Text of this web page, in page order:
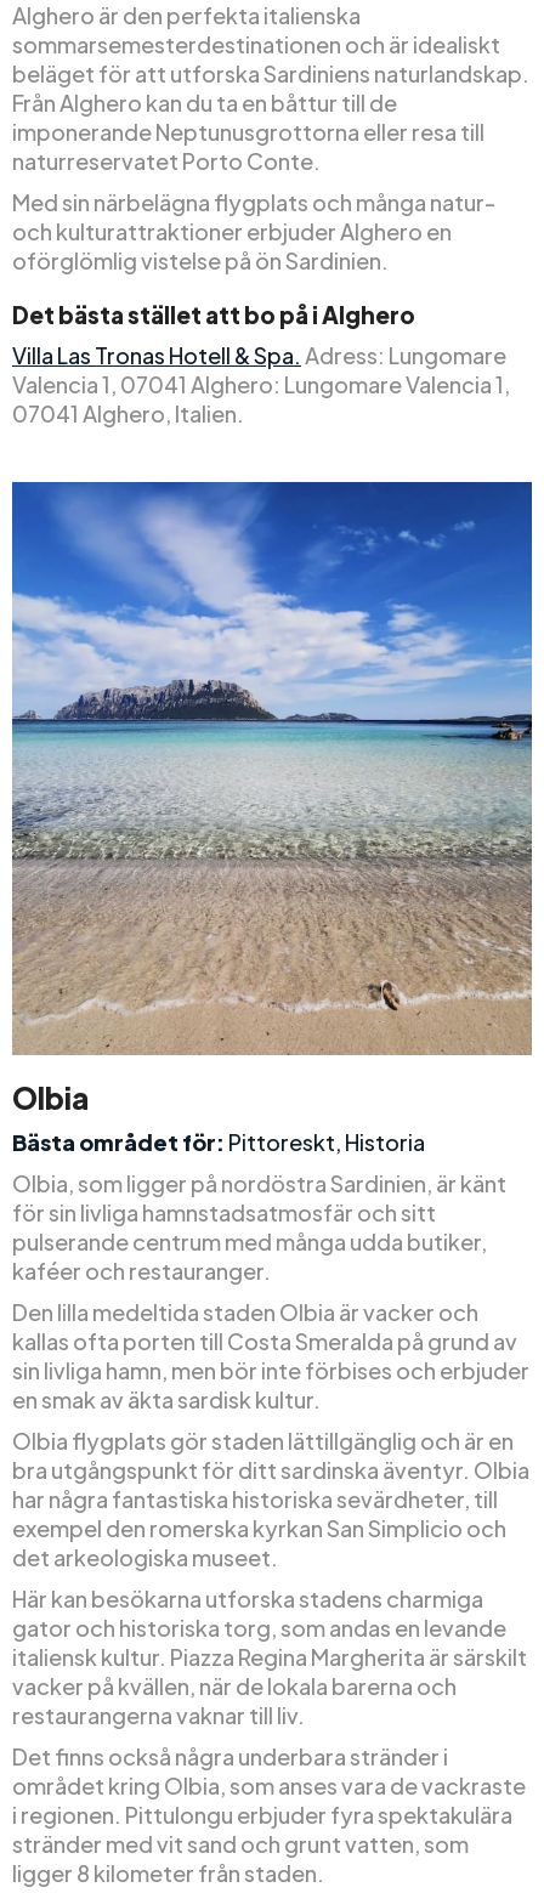
Alghero är den perfekta italienska
sommarsemesterdestinationen och är idealiskt
beläget för att utforska Sardiniens naturlandskap.
Från Alghero kan du ta en båttur till de
imponerande Neptunusgrottorna eller resa till
naturreservatet Porto Conte.
Med sin närbelägna flygplats och många natur-
och kulturattraktioner erbjuder Alghero en
oförglömlig vistelse på ön Sardinien.
Det bästa stället att bo på i Alghero
Villa Las Tronas Hotell & Spa. Adress: Lungomare
Valencia 1, 07041 Alghero: Lungomare Valencia 1,
07041 Alghero, Italien.
Olbia
Bästa området för: Pittoreskt, Historia
Olbia, som ligger på nordöstra Sardinien, är känt
för sin livliga hamnstadsatmosfär och sitt
pulserande centrum med många udda butiker,
kaféer och restauranger.
Den lilla medeltida staden Olbia är vacker och
kallas ofta porten till Costa Smeralda på grund av
sin livliga hamn, men bör inte förbises och erbjuder
en smak av äkta sardisk kultur.
Olbia flygplats gör staden lättillgänglig och är en
bra utgångspunkt för ditt sardinska äventyr. Olbia
har några fantastiska historiska sevärdheter, till
exempel den romerska kyrkan San Simplicio och
det arkeologiska museet.
Här kan besökarna utforska stadens charmiga
gator och historiska torg, som andas en levande
italiensk kultur. Piazza Regina Margherita är särskilt
vacker på kvällen, när de lokala barerna och
restaurangerna vaknar till liv.
Det finns också några underbara stränder i
området kring Olbia, som anses vara de vackraste
i regionen. Pittulongu erbjuder fyra spektakulära
stränder med vit sand och grunt vatten, som
ligger 8 kilometer från staden.